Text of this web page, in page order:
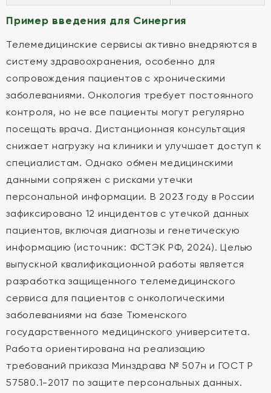
Пример введения для Синергия
Телемедицинские сервисы активно внедряются в
систему здравоохранения, особенно для
сопровождения пациентов с хроническими
заболеваниями. Онкология требует постоянного
контроля, но не все пациенты могут регулярно
посещать врача. Дистанционная консультация
снижает нагрузку на клиники и улучшает доступ к
специалистам. Однако обмен медицинскими
данными сопряжен с рисками утечки
персональной информации. В 2023 году в России
зафиксировано 12 инцидентов с утечкой данных
пациентов, включая диагнозы и генетическую
информацию (источник: ФСТЭК РФ, 2024). Целью
выпускной квалификационной работы является
разработка защищенного телемедицинского
сервиса для пациентов с онкологическими
заболеваниями на базе Тюменского
государственного медицинского университета.
Работа ориентирована на реализацию
требований приказа Минздрава № 507н и ГОСТ Р
57580.1-2017 по защите персональных данных.